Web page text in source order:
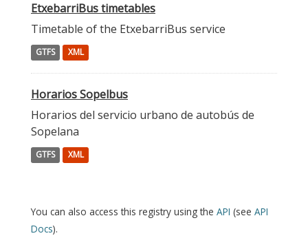
EtxebarriBus timetables
Timetable of the EtxebarriBus service
GTFS XML
Horarios Sopelbus
Horarios del servicio urbano de autobús de
Sopelana
GTFS XML
You can also access this registry using the API (see API
Docs).